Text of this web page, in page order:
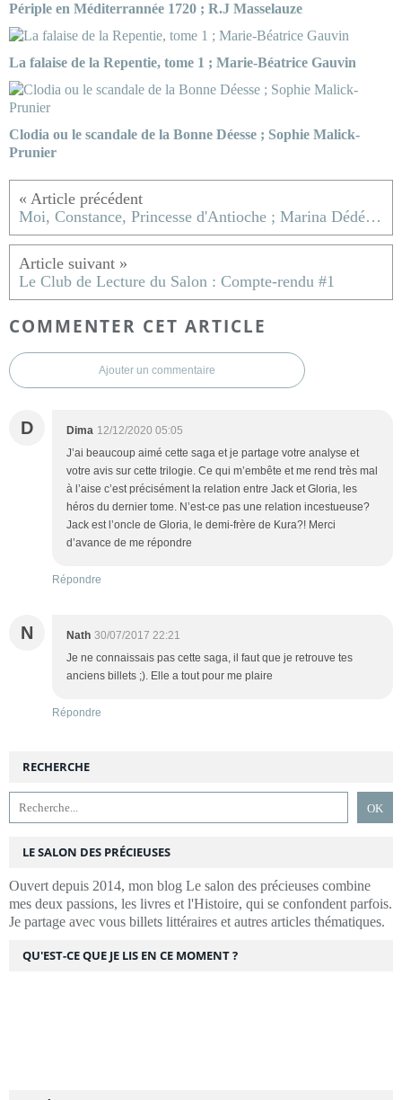
Périple en Méditerrannée 1720 ; R.J Masselauze
La falaise de la Repentie, tome 1 ; Marie-Béatrice Gauvin
Clodia ou le scandale de la Bonne Déesse ; Sophie Malick-
Prunier
Moi, Constance, Princesse d'Antioche ; Marina Dédéyan
Le Club de Lecture du Salon : Compte-rendu #1
COMMENTER CET ARTICLE
Ajouter un commentaire
D Dima 12/12/2020 05:05
J’ai beaucoup aimé cette saga et je partage votre analyse et
votre avis sur cette trilogie. Ce qui m’embête et me rend très mal
à l’aise c’est précisément la relation entre Jack et Gloria, les
héros du dernier tome. N’est-ce pas une relation incestueuse?
Jack est l’oncle de Gloria, le demi-frère de Kura?! Merci
d’avance de me répondre
Répondre
N Nath 30/07/2017 22:21
Je ne connaissais pas cette saga, il faut que je retrouve tes
anciens billets ;). Elle a tout pour me plaire
Répondre
RECHERCHE
LE SALON DES PRÉCIEUSES
Ouvert depuis 2014, mon blog Le salon des précieuses combine
mes deux passions, les livres et l'Histoire, qui se confondent parfois.
Je partage avec vous billets littéraires et autres articles thématiques.
QU'EST-CE QUE JE LIS EN CE MOMENT ?